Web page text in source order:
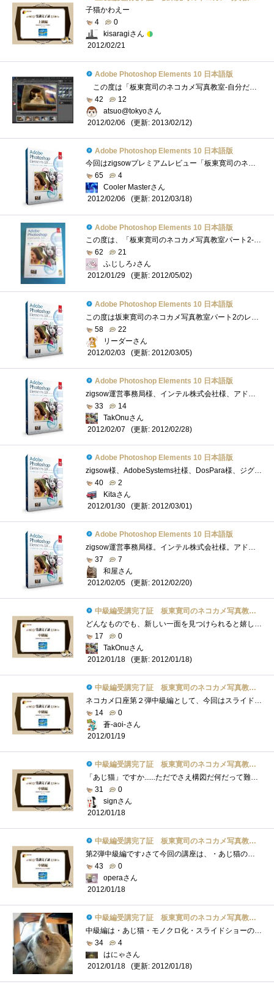
子猫かわえー
4
0
kisaragiさん
2012/02/21
Adobe Photoshop Elements 10 日本語版
この度は「板東寛司のネコカメ写真教室-自分だけの写真集制作編」に選出いただきありがとうございます。 こちらでは、AdobePhotoshopElements10の�...
42
12
atsuo@tokyoさん
2012/02/06
(更新: 2013/02/12)
Adobe Photoshop Elements 10 日本語版
今回はzigsowプレミアムレビュー「板東寛司のネコカメ写真教室-自分だけの写真集制作編」のレビュアーに選出して頂き、マウスコンピューター「M...
65
4
Cooler Masterさん
2012/02/06
(更新: 2012/03/18)
Adobe Photoshop Elements 10 日本語版
この度は、「板東寛司のネコカメ写真教室パート2-自分だけの写真集制作編」のレビュアーに選出いただき、zigsow様及びインテル株式会社様、株式...
62
21
ふじしろ♪さん
2012/01/29
(更新: 2012/05/02)
Adobe Photoshop Elements 10 日本語版
この度は坂東寛司のネコカメ写真教室パート2のレビュアーに選出いただきzigsow様及びインテル株式会社様ほか関係各社様に厚く御礼申し上げます�...
58
22
リーダーさん
2012/02/03
(更新: 2012/03/05)
Adobe Photoshop Elements 10 日本語版
zigsow運営事務局様、インテル株式会社様、アドビシステムズ株式会社様、この度は、プレミアムレビュー「板東寛司のネコカメ写真教室-自分だけ�...
33
14
TakOnuさん
2012/02/07
(更新: 2012/02/28)
Adobe Photoshop Elements 10 日本語版
zigsow様、AdobeSystems社様、DosPara様、ジグソープレミアムレビュー「板東寛司のネコカメ写真教室」レビューアーに選出頂き有難うございます。【感�...
40
2
Kitaさん
2012/01/30
(更新: 2012/03/01)
Adobe Photoshop Elements 10 日本語版
zigsow運営事務局様。インテル株式会社様。アドビシステムズ株式会社様。この度は、プレミアムレビュー「板東寛司のネコカメ写真教室-自分だけ�...
37
7
和屋さん
2012/02/05
(更新: 2012/02/20)
中級編受講完了証 板東寛司のネコカメ写真教室パート2
どんなものでも、新しい一面を見つけられると嬉しいもの。それが、好きなものならなおさら。恋人でも猫でもPCでも(笑)こんにちは、TakOnuです。�...
17
0
TakOnuさん
2012/01/18
(更新: 2012/01/18)
中級編受講完了証 板東寛司のネコカメ写真教室パート2
ネコカメ口座第２弾中級編として、今回はスライドショーまでを解説して頂いています。前回、初級編では物足りない感がありましたが、今回は�...
14
0
蒼-aoi-さん
2012/01/19
中級編受講完了証 板東寛司のネコカメ写真教室パート2
「あじ猫」ですか......ただでさえ構図だ何だって難しいのに、味わいのある写真なんてとれるカナ。「いつもと違うアングルや、撮影する時間や�...
31
0
signさん
2012/01/18
中級編受講完了証 板東寛司のネコカメ写真教室パート2
第2弾中級編です♪さて今回の講座は、・あじ猫の撮り方・モノクロの写真の加工方法・スライドショーの作り方がテーマです。まず、・あじ猫の�...
43
0
operaさん
2012/01/18
中級編受講完了証 板東寛司のネコカメ写真教室パート2
中級編は・あじ猫・モノクロ化・スライドショーの2点。●あじ猫猫はいろんな表情を見せる＆それが分かりやすい生き物なので、表情、アングル�...
34
4
はにゃさん
2012/01/18
(更新: 2012/01/18)